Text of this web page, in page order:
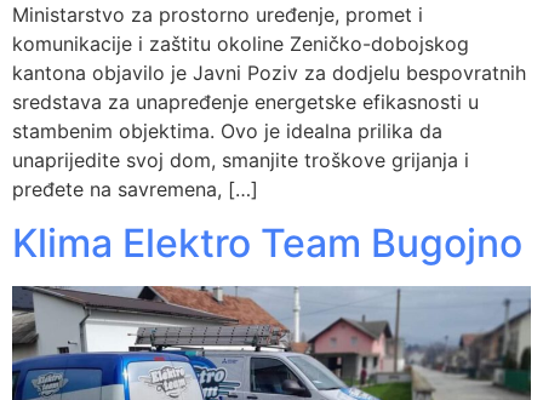
Ministarstvo za prostorno uređenje, promet i
komunikacije i zaštitu okoline Zeničko-dobojskog
kantona objavilo je Javni Poziv za dodjelu bespovratnih
sredstava za unapređenje energetske efikasnosti u
stambenim objektima. Ovo je idealna prilika da
unaprijedite svoj dom, smanjite troškove grijanja i
pređete na savremena, […]
Klima Elektro Team Bugojno